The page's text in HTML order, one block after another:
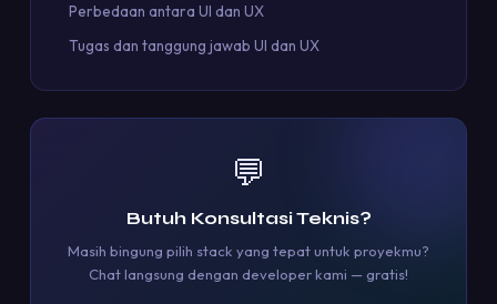
Perbedaan antara UI dan UX
Tugas dan tanggung jawab UI dan UX
💬
Butuh Konsultasi Teknis?
Masih bingung pilih stack yang tepat untuk proyekmu?
Chat langsung dengan developer kami — gratis!